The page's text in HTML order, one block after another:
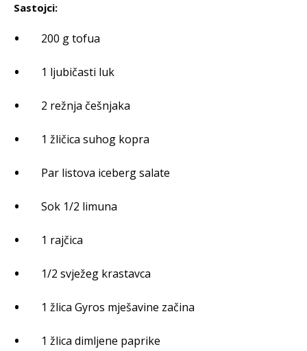
Sastojci:
200 g tofua
1 ljubičasti luk
2 režnja češnjaka
1 žličica suhog kopra
Par listova iceberg salate
Sok 1/2 limuna
1 rajčica
1/2 svježeg krastavca
1 žlica Gyros mješavine začina
1 žlica dimljene paprike